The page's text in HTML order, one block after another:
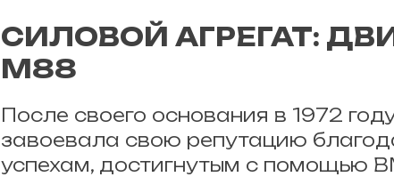
СИЛОВОЙ АГРЕГАТ:
M88
После своего основания в 1972
завоевала свою репутацию
успехам, достигнутым с помощью